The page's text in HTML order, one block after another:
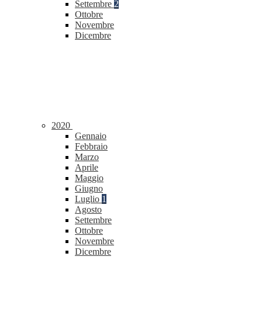
Settembre 2
Ottobre
Novembre
Dicembre
2020
Gennaio
Febbraio
Marzo
Aprile
Maggio
Giugno
Luglio 1
Agosto
Settembre
Ottobre
Novembre
Dicembre